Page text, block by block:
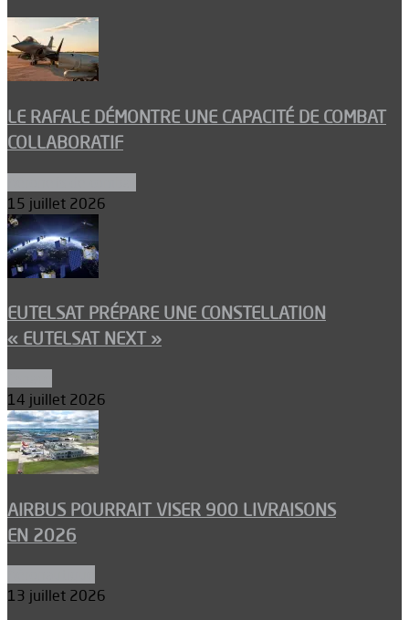
LE RAFALE DÉMONTRE UNE CAPACITÉ DE COMBAT
COLLABORATIF
15 juillet 2026
EUTELSAT PRÉPARE UNE CONSTELLATION
« EUTELSAT NEXT »
14 juillet 2026
AIRBUS POURRAIT VISER 900 LIVRAISONS
EN 2026
13 juillet 2026